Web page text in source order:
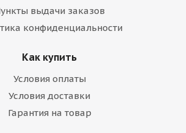
выдачи заказов
конфиденциальности
Как купить
Условия оплаты
Условия доставки
Гарантия на товар